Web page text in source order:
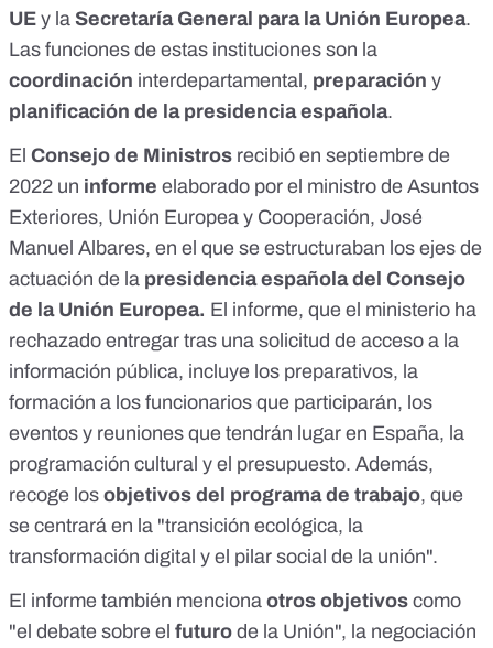
UE y la Secretaría General para la Unión Europea.
Las funciones de estas instituciones son la
coordinación interdepartamental, preparación y
planificación de la presidencia española.
El Consejo de Ministros recibió en septiembre de
2022 un informe elaborado por el ministro de Asuntos
Exteriores, Unión Europea y Cooperación, José
Manuel Albares, en el que se estructuraban los ejes de
actuación de la presidencia española del Consejo
de la Unión Europea. El informe, que el ministerio ha
rechazado entregar tras una solicitud de acceso a la
información pública, incluye los preparativos, la
formación a los funcionarios que participarán, los
eventos y reuniones que tendrán lugar en España, la
programación cultural y el presupuesto. Además,
recoge los objetivos del programa de trabajo, que
se centrará en la "transición ecológica, la
transformación digital y el pilar social de la unión".
El informe también menciona otros objetivos como
"el debate sobre el futuro de la Unión", la negociación